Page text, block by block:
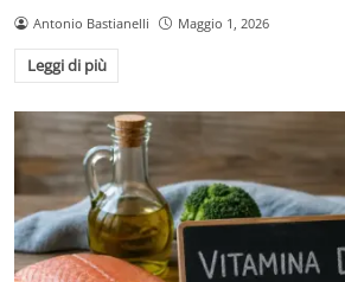
Antonio Bastianelli Maggio 1, 2026
Leggi di più